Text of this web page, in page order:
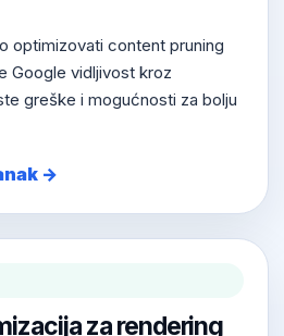
optimizovati content pruning
Google vidljivost kroz
greške i mogućnosti za bolju
→
za rendering